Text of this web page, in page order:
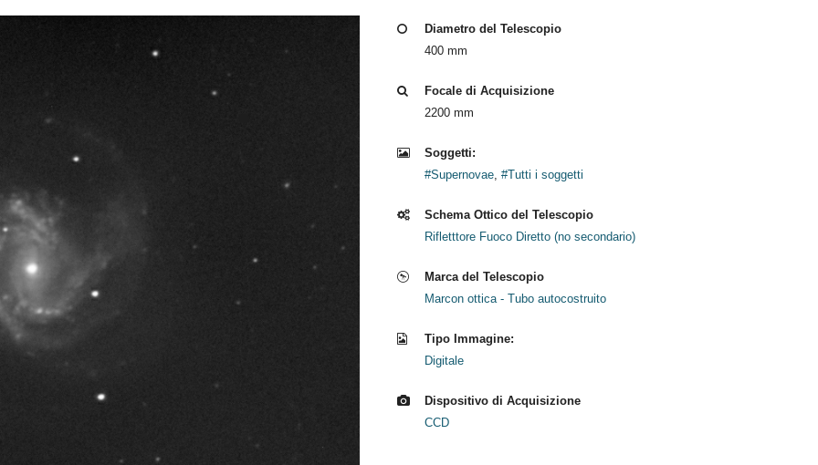
Diametro del Telescopio
400 mm
Focale di Acquisizione
2200 mm
Soggetti:
#Supernovae, #Tutti i soggetti
Schema Ottico del Telescopio
Rifletttore Fuoco Diretto (no secondario)
Marca del Telescopio
Marcon ottica - Tubo autocostruito
Tipo Immagine:
Digitale
Dispositivo di Acquisizione
CCD